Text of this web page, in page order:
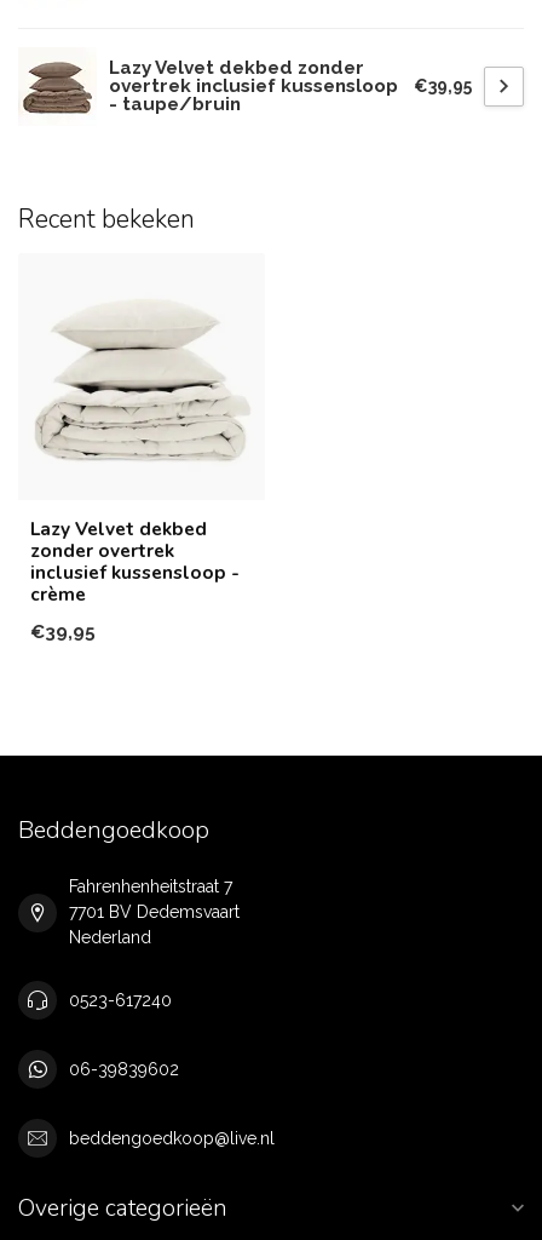
Lazy Velvet dekbed zonder
overtrek inclusief kussensloop
- taupe/bruin
€39,95
Recent bekeken
Lazy Velvet dekbed
zonder overtrek
inclusief kussensloop -
crème
€39,95
Beddengoedkoop
Fahrenhenheitstraat 7
7701 BV Dedemsvaart
Nederland
0523-617240
06-39839602
beddengoedkoop@live.nl
Overige categorieën